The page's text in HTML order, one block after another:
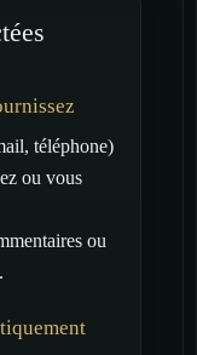
téléphone)
ou vous
ou